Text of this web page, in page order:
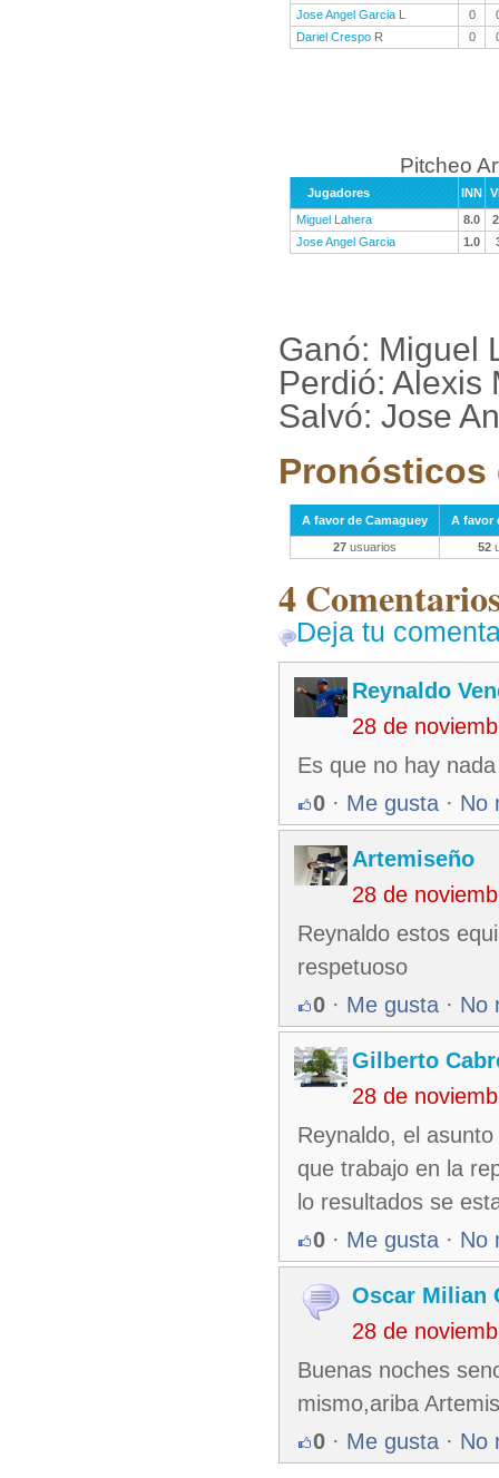
Jose Angel Garcia L 0
Dariel Crespo R 0
Pitcheo
Jugadores INN
Miguel Lahera
8.0
Jose Angel Garcia
1.0
Ganó: Miguel
Perdió: Alexis
Salvó: Jose
Pronósticos
A favor de Camaguey
A favor
27 usuarios 52
4
Deja tu
Reynaldo
28 de
Es que no hay
0 · Me gusta · No
Artemiseño
28 de
Reynaldo estos
respetuoso
0 · Me gusta · No
Gilberto
28 de
Reynaldo, el
que trabajo en la
lo resultados se
0 · Me gusta · No
Oscar Milian
28 de
Buenas noches
mismo,ariba
0 · Me gusta · No